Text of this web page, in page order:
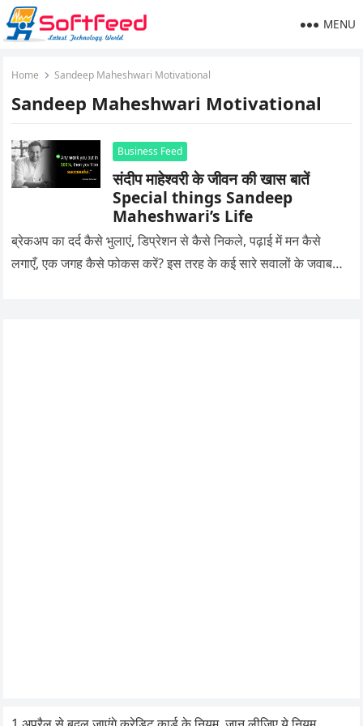
MENU
Home Sandeep Maheshwari Motivational
Sandeep Maheshwari Motivational
Business Feed
संदीप माहेश्वरी के जीवन की खास बातें
Special things Sandeep
Maheshwari’s Life
ब्रेकअप का दर्द कैसे भुलाएं, डिप्रेशन से कैसे निकले, पढ़ाई में मन कैसे
लगाएँ, एक जगह कैसे फोकस करें? इस तरह के कई सारे सवालों के जवाब…